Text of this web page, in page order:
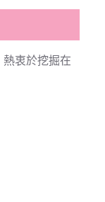
熱衷於挖掘在